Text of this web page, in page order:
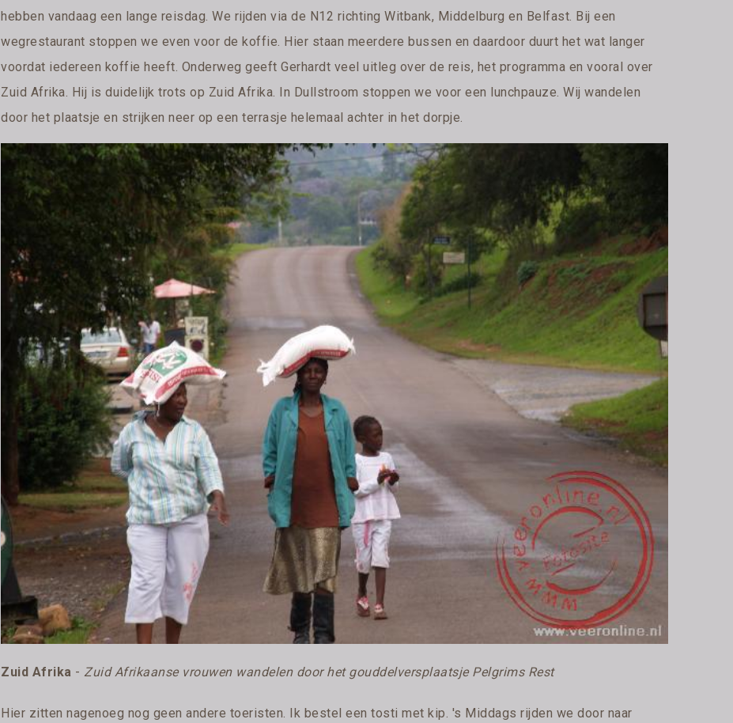
hebben vandaag een lange reisdag. We rijden via de N12 richting Witbank, Middelburg en Belfast. Bij een
wegrestaurant stoppen we even voor de koffie. Hier staan meerdere bussen en daardoor duurt het wat langer
voordat iedereen koffie heeft. Onderweg geeft Gerhardt veel uitleg over de reis, het programma en vooral over
Zuid Afrika. Hij is duidelijk trots op Zuid Afrika. In Dullstroom stoppen we voor een lunchpauze. Wij wandelen
door het plaatsje en strijken neer op een terrasje helemaal achter in het dorpje.
Zuid Afrika - Zuid Afrikaanse vrouwen wandelen door het gouddelversplaatsje Pelgrims Rest
Hier zitten nagenoeg nog geen andere toeristen. Ik bestel een tosti met kip. 's Middags rijden we door naar